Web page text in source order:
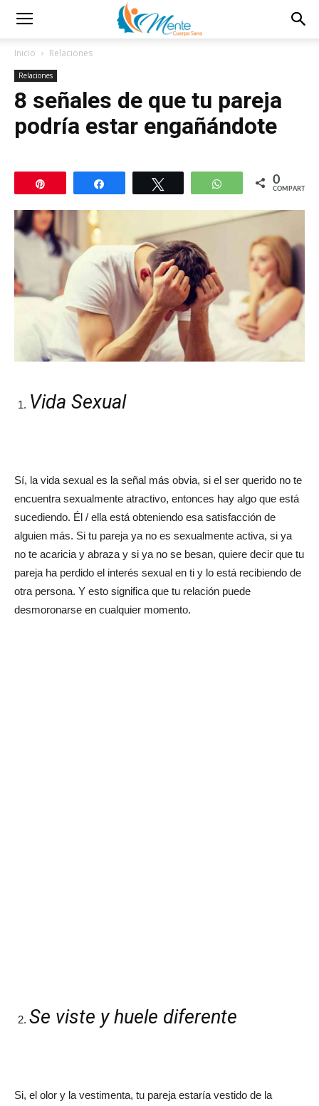
Inicio Relaciones
Relaciones
8 señales de que tu pareja
podría estar engañándote
Compartir WhatsApp
0
COMPARTIR
Vida Sexual
Sí, la vida sexual es la señal más obvia, si el ser querido no te
encuentra sexualmente atractivo, entonces hay algo que está
sucediendo. Él / ella está obteniendo esa satisfacción de
alguien más. Si tu pareja ya no es sexualmente activa, si ya
no te acaricia y abraza y si ya no se besan, quiere decir que tu
pareja ha perdido el interés sexual en ti y lo está recibiendo de
otra persona. Y esto significa que tu relación puede
desmoronarse en cualquier momento.
Se viste y huele diferente
Si, el olor y la vestimenta, tu pareja estaría vestido de la